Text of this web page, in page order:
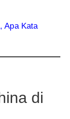
Apa Kata
di